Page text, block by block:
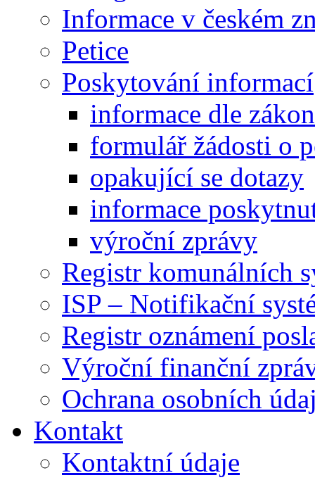
Informace v českém
Petice
Poskytování informací
informace dle
formulář žádosti o
opakující se dotazy
informace
výroční zprávy
Registr komunálních
ISP – Notifikační
Registr oznámení
Výroční finanční
Ochrana osobních
Kontakt
Kontaktní údaje